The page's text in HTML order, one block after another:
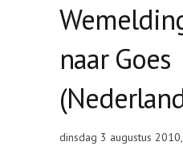
naar Goes
dinsdag 3 augustus